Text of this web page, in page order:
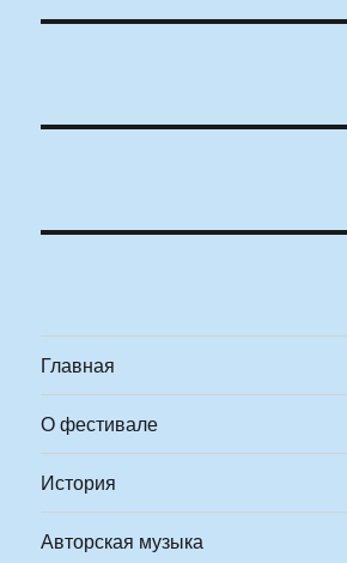
Главная
О фестивале
История
Авторская музыка